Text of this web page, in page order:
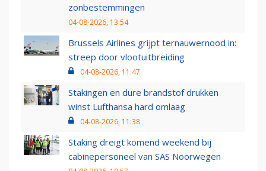
zonbestemmingen
04-08-2026, 13:54
Brussels Airlines grijpt ternauwernood in:
streep door vlootuitbreiding
04-08-2026, 11:47
Stakingen en dure brandstof drukken
winst Lufthansa hard omlaag
04-08-2026, 11:38
Staking dreigt komend weekend bij
cabinepersoneel van SAS Noorwegen